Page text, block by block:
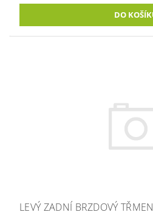
LEVÝ ZADNÍ BRZDOVÝ TŘMEN